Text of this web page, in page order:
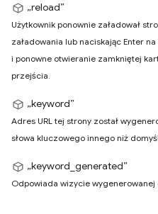
„reload”
Użytkownik ponownie załadował
załadowania lub naciskając Enter
i ponowne otwieranie zamkniętej
przejścia.
„keyword”
Adres URL tej strony został
słowa kluczowego innego niż
„keyword_generated”
Odpowiada wizycie wygenerowanej